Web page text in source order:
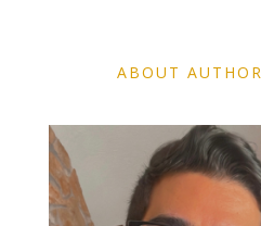
ABOUT AUTHOR